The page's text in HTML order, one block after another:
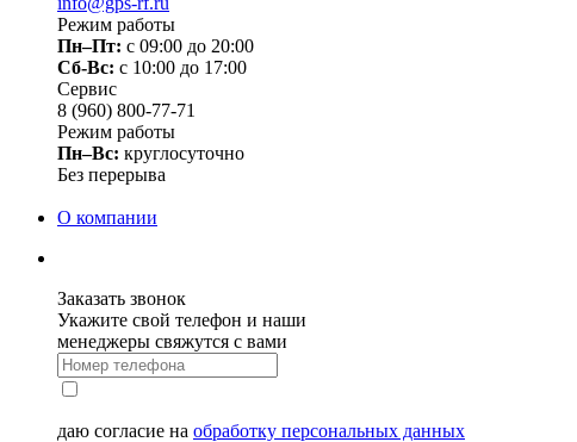
Режим работы
Пн–Пт: с 09:00 до 20:00
Сб-Вс: c 10:00 до 17:00
Сервис
8 (960) 800-77-71
Режим работы
Пн–Вс: круглосуточно
Без перерыва
О компании
Заказать звонок
Укажите свой телефон и наши
менеджеры свяжутся с вами
даю согласие на обработку персональных данных